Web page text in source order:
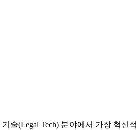
(Legal Tech) 분야에서 가장 혁신